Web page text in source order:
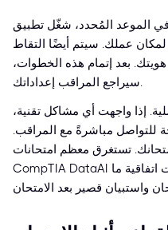
في الموعد المُحدد، شغّل تطبيق OnVUE. تتضمن عملية تسجيل
عملك. سيتم أيضًا التقاط
بعد إتمام هذه الخطوات،
سيراجع المراقب إعداداتك.
إذا واجهت أي مشاكل تقنية،
للتواصل مباشرةً مع المراقب.
تستغرق معظم امتحانات
CompTIA DataAI حوالي 165 دقيقة، بما في ذلك وقت اتفاقية ما